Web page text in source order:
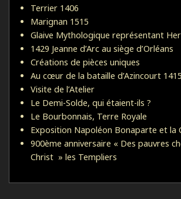
Terrier 1406
Marignan 1515
Glaive Mythologique représentant
1429 Jeanne d’Arc au siège d’Orléans
Créations de pièces uniques
Au cœur de la bataille d’Azincourt 1415
Visite de l’Atelier
Le Demi-Solde, qui étaient-ils ?
Le Bourbonnais, Terre Royale
Exposition Napoléon Bonaparte et la
900ème anniversaire « Des pauvres
Christ » les Templiers